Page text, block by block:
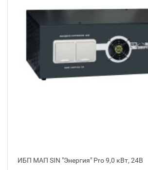
ИБП МАП SIN "Энергия" Pro 9,0 кВт, 24В